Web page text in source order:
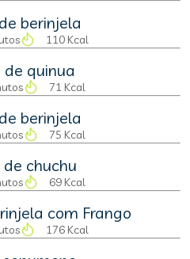
berinjela
110 Kcal
quinua
71 Kcal
berinjela
75 Kcal
chuchu
69 Kcal
com Frango
176 Kcal